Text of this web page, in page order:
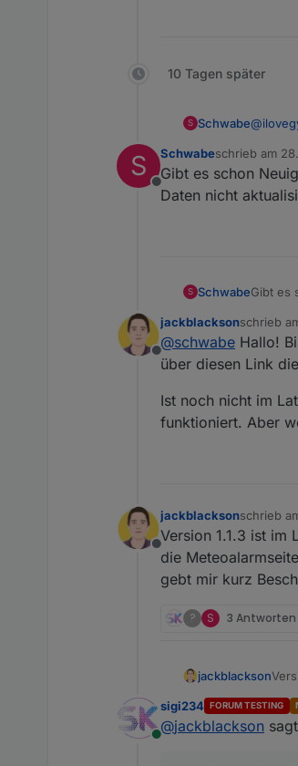
10 Tagen später
S Schwabe@
ich
muss
S
Offline
Schwabeschrieb am
zuletzt editiert
Gibt es schon
Daten nicht
S SchwabeGibt es
Offline
jackblacksonschrieb
zuletzt
@schwabe Hallo!
über diesen Link
Ist noch nicht im
funktioniert. Aber
Offline
jackblacksonschrieb
zuletzt
Version 1.1.3 ist im
die
gebt mir kurz
? S 3 Antworten
jackblackson
Online
sigi234 FORUM TESTING
@jackblackson